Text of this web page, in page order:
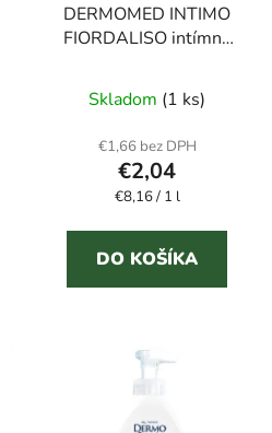
DERMOMED INTIMO
FIORDALISO intímne
hodnotenie
produktu
je
5,0
z
5
hviezdičiek.
Skladom (1 ks)
€1,66 bez DPH
€2,04
Jednotková
€8,16 / 1 l
DO KOŠÍKA